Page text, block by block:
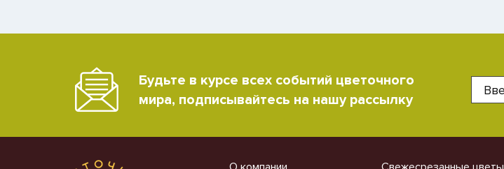
Будьте в курсе всех событий цветочного
мира, подписывайтесь на нашу рассылку